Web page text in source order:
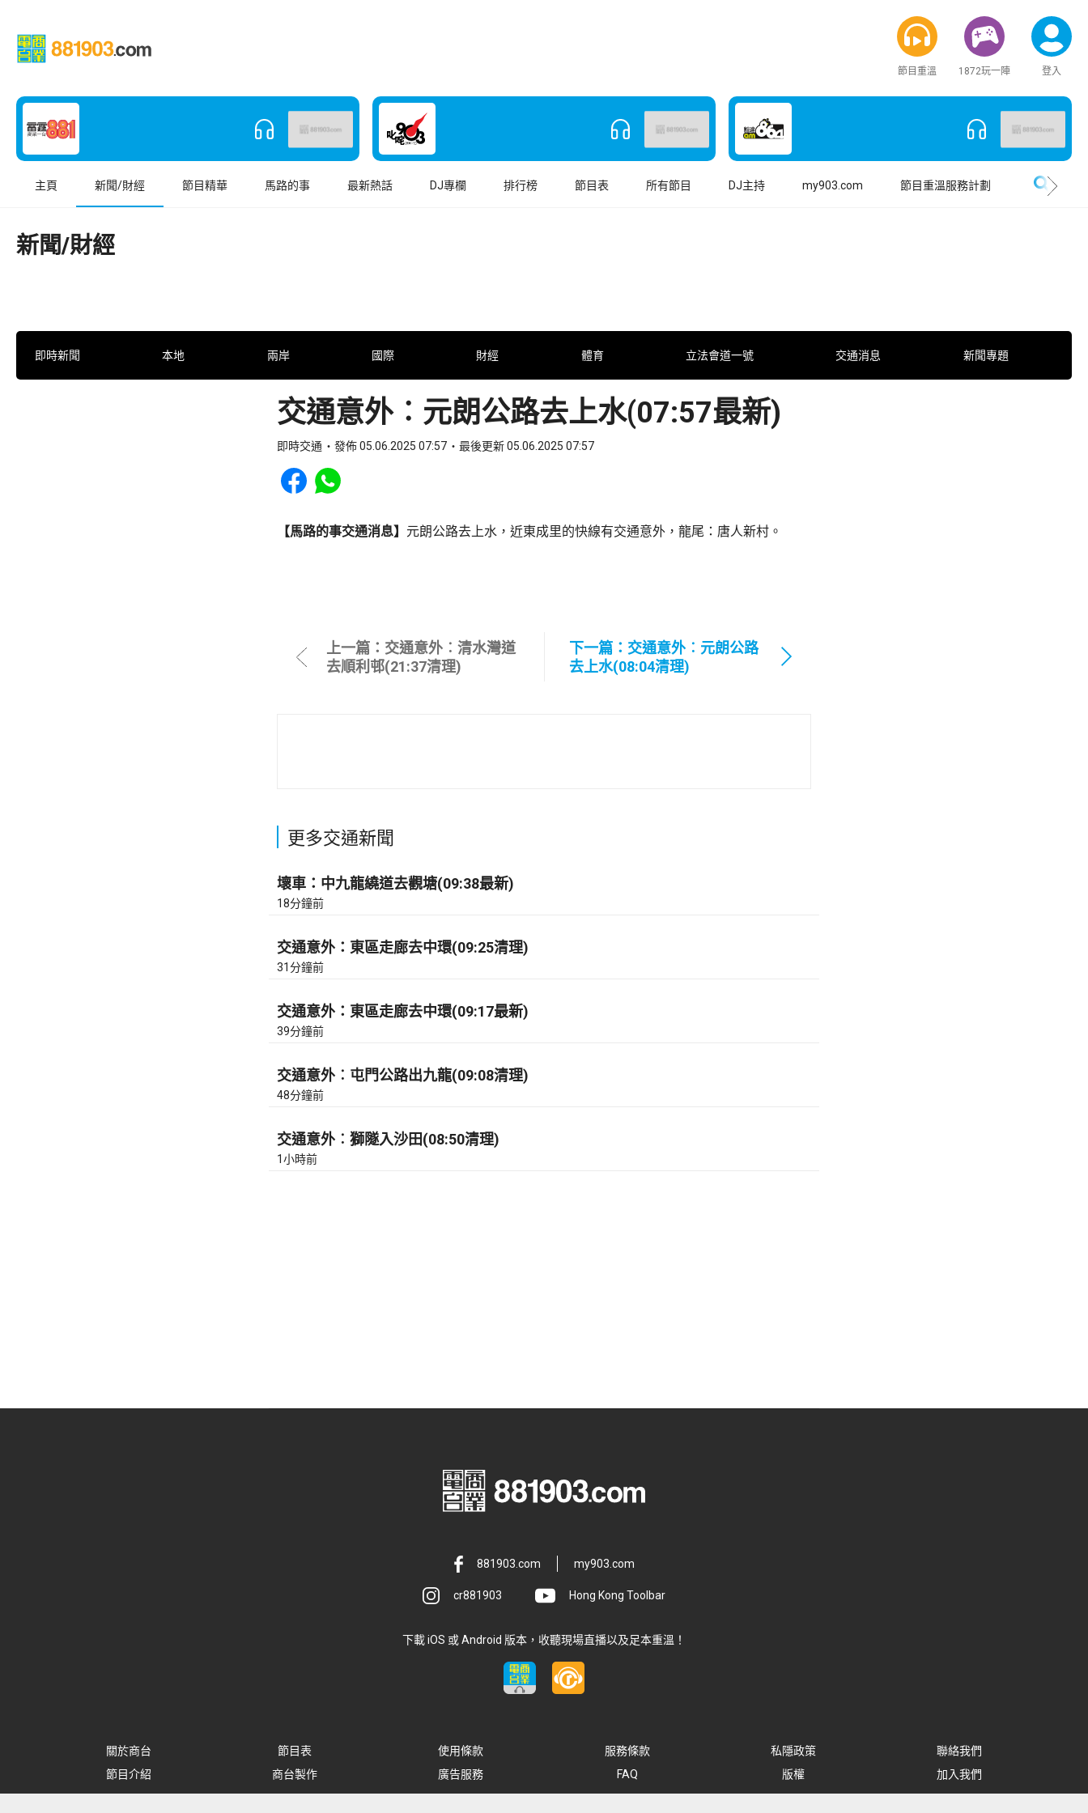
節目重溫 1872玩一陣 登入
主頁 新聞/財經 節目精華 馬路的事 最新熱話 DJ專欄 排行榜 節目表 所有節目 DJ主持 my903.com 節目重溫服務計劃
新聞/財經
即時新聞 本地 兩岸 國際 財經 體育 立法會道一號 交通消息 新聞專題
交通意外︰元朗公路去上水(07:57最新)
即時交通 發佈 05.06.2025 07:57 最後更新 05.06.2025 07:57
Share to Facebook
Share to WhatsApp
【馬路的事交通消息】 元朗公路去上水，近東成里的快線有交通意外，龍尾：唐人新村。
上一篇：交通意外︰清水灣道
去順利邨(21:37清理)
下一篇：交通意外︰元朗公路
去上水(08:04清理)
更多交通新聞
壞車：中九龍繞道去觀塘(09:38最新)
18分鐘前
交通意外：東區走廊去中環(09:25清理)
31分鐘前
交通意外：東區走廊去中環(09:17最新)
39分鐘前
交通意外︰屯門公路出九龍(09:08清理)
48分鐘前
交通意外︰獅隧入沙田(08:50清理)
1小時前
881903.com my903.com
cr881903 Hong Kong Toolbar
下載 iOS 或 Android 版本，收聽現場直播以及足本重溫！
關於商台 節目表 使用條款 服務條款 私隱政策
聯絡我們
節目介紹
商台製作 廣告服務 FAQ 版權 加入我們